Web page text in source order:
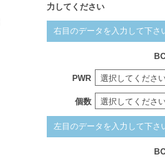
力してください
右目のデータを入力して下さ
PWR
個数
左目のデータを入力して下さ